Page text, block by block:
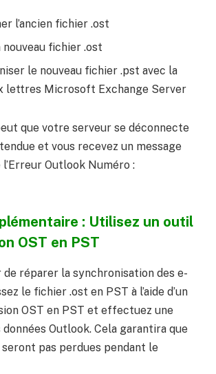
l’ancien fichier .ost
nouveau fichier .ost
le nouveau fichier .pst avec la
lettres Microsoft Exchange Server
que votre serveur se déconnecte
et vous recevez un message
Outlook Numéro :
: Utilisez un outil
OST en PST
réparer la synchronisation des e-
le fichier .ost en PST à l’aide d’un
OST en PST et effectuez une
données Outlook. Cela garantira que
seront pas perdues pendant le